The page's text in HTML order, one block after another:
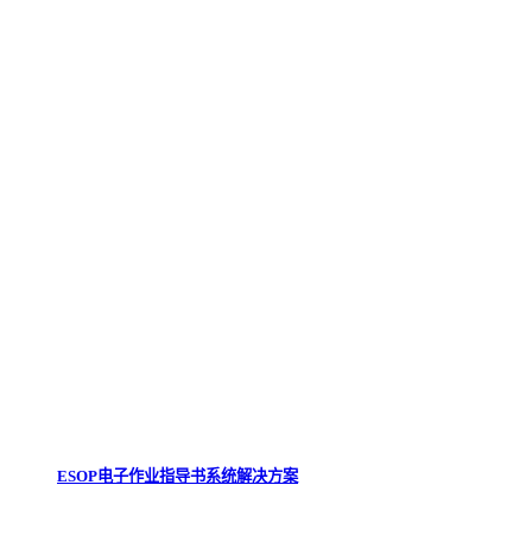
ESOP电子作业指导书系统解决方案